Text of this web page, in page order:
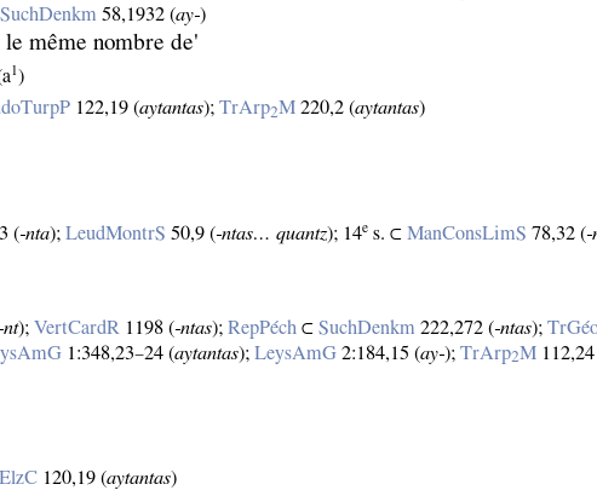
SuchDenkm 58,1932 (ay‑)
le même nombre de'
1)
122,19 (aytantas);TrArp2M 220,2 (aytantas)
(‑nta);LeudMontrS 50,9 (‑ntas… quantz); 14e s. ⊂ManConsLimS 78,32 (
);VertCardR 1198 (‑ntas);RepPéch ⊂SuchDenkm 222,272 (‑ntas);
1:348,23–24 (aytantas);LeysAmG 2:184,15 (ay‑);TrArp2M
120,19 (aytantas)